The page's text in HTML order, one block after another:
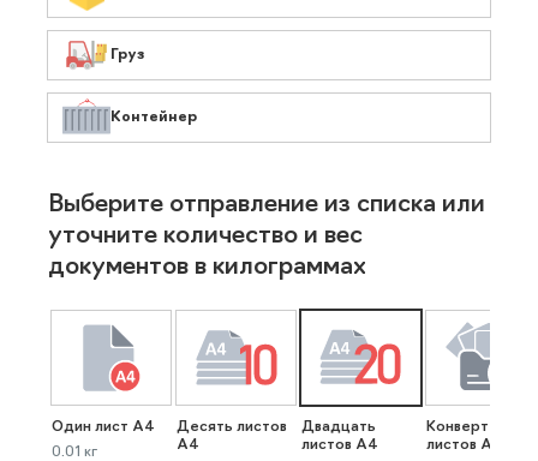
Груз
Контейнер
Выберите отправление из списка или
уточните количество и вес
документов в килограммах
Один лист А4
0.01 кг
Десять листов
А4
Двадцать
листов А4
Конверт до 40
листов А4